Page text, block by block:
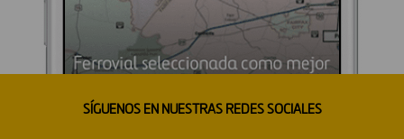
SÍGUENOS EN NUESTRAS REDES SOCIALES